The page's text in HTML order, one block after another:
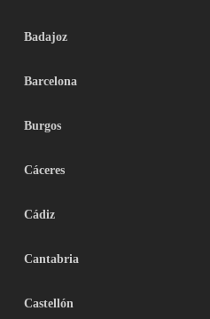
Badajoz
Barcelona
Burgos
Cáceres
Cádiz
Cantabria
Castellón